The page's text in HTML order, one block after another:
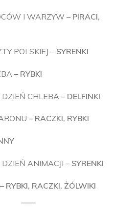
I WARZYW – PIRACI,
POLSKIEJ – SYRENKI
– RYBKI
CHLEBA – DELFINKI
– RACZKI, RYBKI
ANIMACJI – SYRENKI
– RYBKI, RACZKI, ŻÓLWIKI